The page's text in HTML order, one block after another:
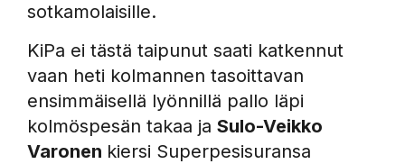
sotkamolaisille.
KiPa ei tästä taipunut saati katkennut
vaan heti kolmannen tasoittavan
ensimmäisellä lyönnillä pallo läpi
kolmöspesän takaa ja Sulo-Veikko
Varonen kiersi Superpesisuransa